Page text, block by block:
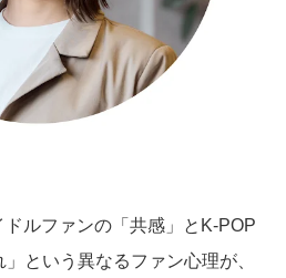
ルファンの「共感」とK-POP
という異なるファン心理が、